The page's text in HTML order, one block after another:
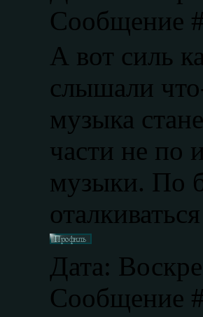
Сообщение
А вот силь
слышали
музыка
части не по
музыки. По
Дата:
Сообщение